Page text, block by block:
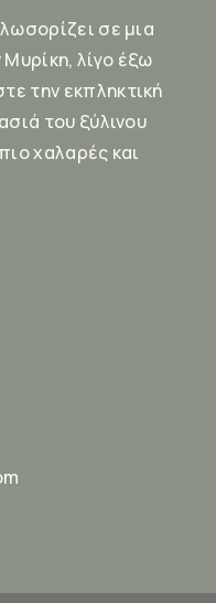
σε μια
λίγο έξω
την εκπληκτική
του ξύλινου
χαλαρές και